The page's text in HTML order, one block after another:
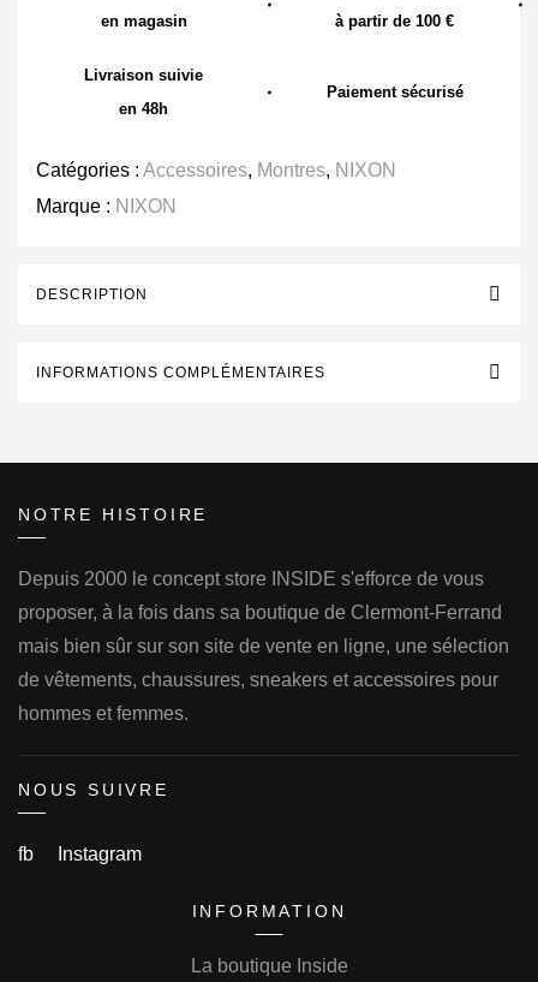
en magasin
à partir de 100 €
Livraison suivie
en 48h
Paiement sécurisé
Catégories : Accessoires, Montres, NIXON
Marque : NIXON
DESCRIPTION
INFORMATIONS COMPLÉMENTAIRES
NOTRE HISTOIRE
Depuis 2000 le concept store INSIDE s'efforce de vous
proposer, à la fois dans sa boutique de Clermont-Ferrand
mais bien sûr sur son site de vente en ligne, une sélection
de vêtements, chaussures, sneakers et accessoires pour
hommes et femmes.
NOUS SUIVRE
fb Instagram
INFORMATION
La boutique Inside